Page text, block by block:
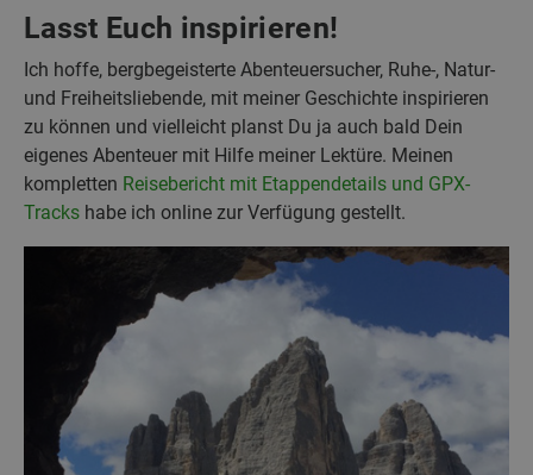
Lasst Euch inspirieren!
Ich hoffe, bergbegeisterte Abenteuersucher, Ruhe-, Natur-
und Freiheitsliebende, mit meiner Geschichte inspirieren
zu können und vielleicht planst Du ja auch bald Dein
eigenes Abenteuer mit Hilfe meiner Lektüre. Meinen
kompletten Reisebericht mit Etappendetails und GPX-
Tracks habe ich online zur Verfügung gestellt.